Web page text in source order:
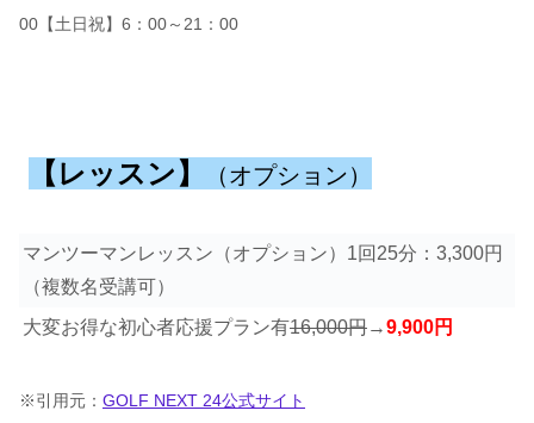
00【土日祝】6：00～21：00
【レッスン】 （オプション）
マンツーマンレッスン（オプション）1回25分：3,300円
（複数名受講可）
大変お得な初心者応援プラン有16,000円→9,900円
※引用元： GOLF NEXT 24公式サイト